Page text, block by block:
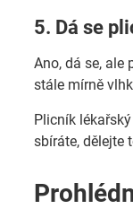
5. Dá se
Ano, dá se, ale
stále mírně
Plicník
sbíráte, dělejte